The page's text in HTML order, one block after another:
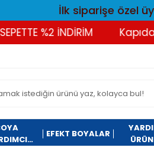
İlk siparişe özel
%2 İNDİRİM Kapıda
EFEKT BOYALAR